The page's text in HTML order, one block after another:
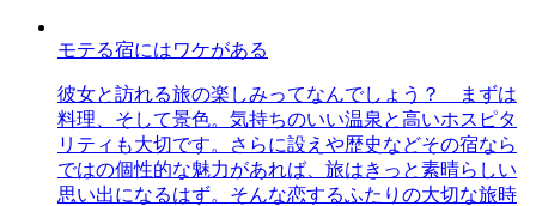
モテる宿にはワケがある
彼女と訪れる旅の楽しみってなんでしょう？ まずは
料理、そして景色。気持ちのいい温泉と高いホスピタ
リティも大切です。さらに設えや歴史などその宿なら
ではの個性的な魅力があれば、旅はきっと素晴らしい
思い出になるはず。そんな恋するふたりの大切な旅時